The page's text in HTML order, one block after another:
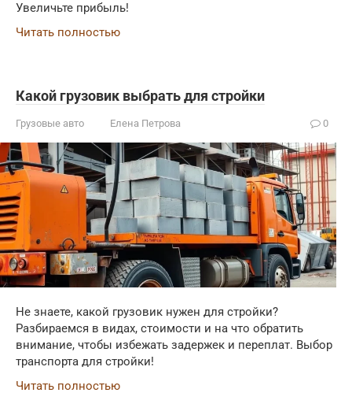
Увеличьте прибыль!
Читать полностью
Какой грузовик выбрать для стройки
Грузовые авто Елена Петрова 0
Не знаете, какой грузовик нужен для стройки?
Разбираемся в видах, стоимости и на что обратить
внимание, чтобы избежать задержек и переплат. Выбор
транспорта для стройки!
Читать полностью